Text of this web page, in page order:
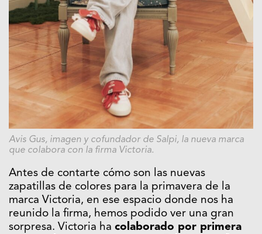
Avis Gus, imagen y cofundador de Salpi, la nueva marca
que colabora con la firma Victoria.
Antes de contarte cómo son las nuevas
zapatillas de colores para la primavera de la
marca Victoria, en ese espacio donde nos ha
reunido la firma, hemos podido ver una gran
sorpresa. Victoria ha colaborado por primera